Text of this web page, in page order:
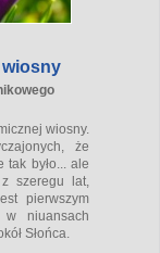
wiosny
wiosny.
że
tak było... ale
szeregu lat,
pierwszym
niuansach
Słońca.